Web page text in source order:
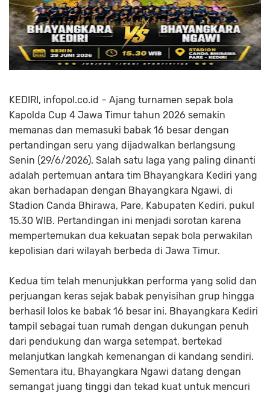
KEDIRI, infopol.co.id – Ajang turnamen sepak bola
Kapolda Cup 4 Jawa Timur tahun 2026 semakin
memanas dan memasuki babak 16 besar dengan
pertandingan seru yang dijadwalkan berlangsung
Senin (29/6/2026). Salah satu laga yang paling dinanti
adalah pertemuan antara tim Bhayangkara Kediri yang
akan berhadapan dengan Bhayangkara Ngawi, di
Stadion Canda Bhirawa, Pare, Kabupaten Kediri, pukul
15.30 WIB. Pertandingan ini menjadi sorotan karena
mempertemukan dua kekuatan sepak bola perwakilan
kepolisian dari wilayah berbeda di Jawa Timur.
Kedua tim telah menunjukkan performa yang solid dan
perjuangan keras sejak babak penyisihan grup hingga
berhasil lolos ke babak 16 besar ini. Bhayangkara Kediri
tampil sebagai tuan rumah dengan dukungan penuh
dari pendukung dan warga setempat, bertekad
melanjutkan langkah kemenangan di kandang sendiri.
Sementara itu, Bhayangkara Ngawi datang dengan
semangat juang tinggi dan tekad kuat untuk mencuri